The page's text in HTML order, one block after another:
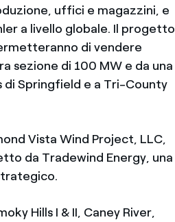
uffici e magazzini, e
a livello globale. Il progetto
di vendere
sezione di 100 MW e da una
Springfield e a Tri-County
Vista Wind Project, LLC,
da Tradewind Energy, una
Hills I & II, Caney River,